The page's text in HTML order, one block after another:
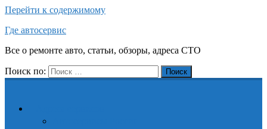
Перейти к содержимому
Где автосервис
Все о ремонте авто, статьи, обзоры, адреса СТО
Поиск по: Поиск